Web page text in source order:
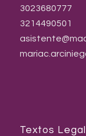
3023680777
3214490501
Textos